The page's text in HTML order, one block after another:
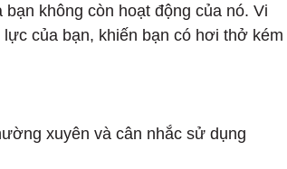
không còn hoạt động của nó. Vi
của bạn, khiến bạn có hơi thở kém
xuyên và cân nhắc sử dụng